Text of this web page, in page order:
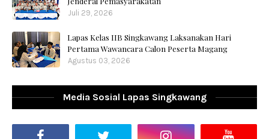
Juli 29, 2026
Lapas Kelas IIB Singkawang Laksanakan Hari
Pertama Wawancara Calon Peserta Magang
Agustus 03, 2026
Media Sosial Lapas Singkawang